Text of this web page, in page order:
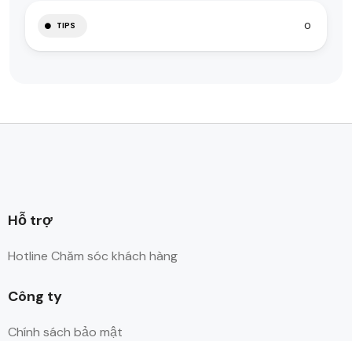
TIPS 0
Hỗ trợ
Hotline Chăm sóc khách hàng
Công ty
Chính sách bảo mật